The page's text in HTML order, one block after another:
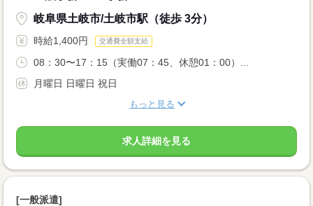
岐阜県土岐市/土岐市駅（徒歩 3分）
時給1,400円 交通費全額支給
08：30〜17：15（実働07：45、休憩01：00）...
月曜日 日曜日 祝日
もっと見る
求人詳細を見る
[一般派遣]